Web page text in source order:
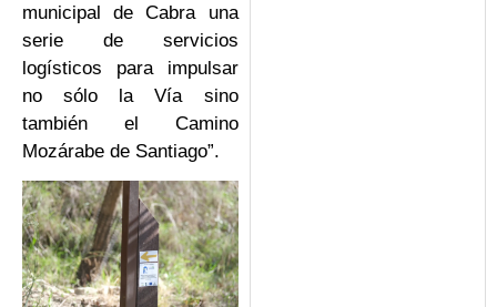
municipal de Cabra una
serie de servicios
logísticos para impulsar
no sólo la Vía sino
también el Camino
Mozárabe de Santiago”.